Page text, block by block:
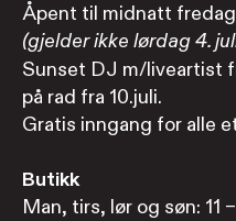
Åpent til midnatt
(gjelder ikke lørdag 4.
Sunset DJ m/liveartist
på rad fra 10.juli.
Gratis inngang for alle
Butikk
Man, tirs, lør og søn: 11